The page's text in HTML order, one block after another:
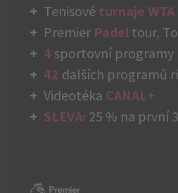
Tenisové turnaje WTA
Premier Padel tour,
4 sportovní programy
42 dalších programů
Videotéka CANAL+
SLEVA: 25 % na první